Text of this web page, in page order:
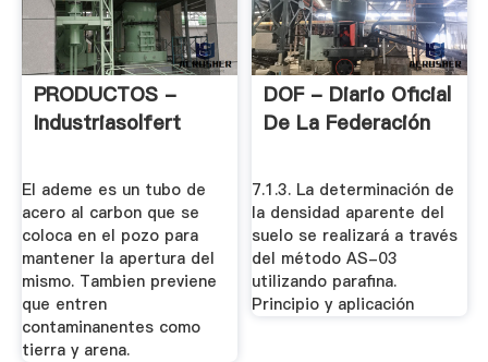
PRODUCTOS -
Industriasolfert
El ademe es un tubo de
acero al carbon que se
coloca en el pozo para
mantener la apertura del
mismo. Tambien previene
que entren
contaminanentes como
tierra y arena.
DOF - Diario Oficial
De La Federación
7.1.3. La determinación de
la densidad aparente del
suelo se realizará a través
del método AS-03
utilizando parafina.
Principio y aplicación